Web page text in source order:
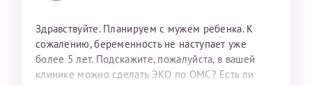
Здравствуйте. Планируем с мужем ребенка. К
сожалению, беременность не наступает уже
более 5 лет. Подскажите, пожалуйста, в вашей
клинике можно сделать ЭКО по ОМС? Есть ли